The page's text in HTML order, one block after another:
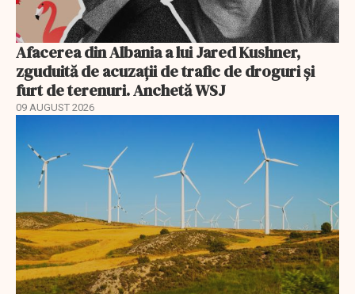
Afacerea din Albania a lui Jared Kushner,
zguduită de acuzații de trafic de droguri și
furt de terenuri. Anchetă WSJ
09 AUGUST 2026